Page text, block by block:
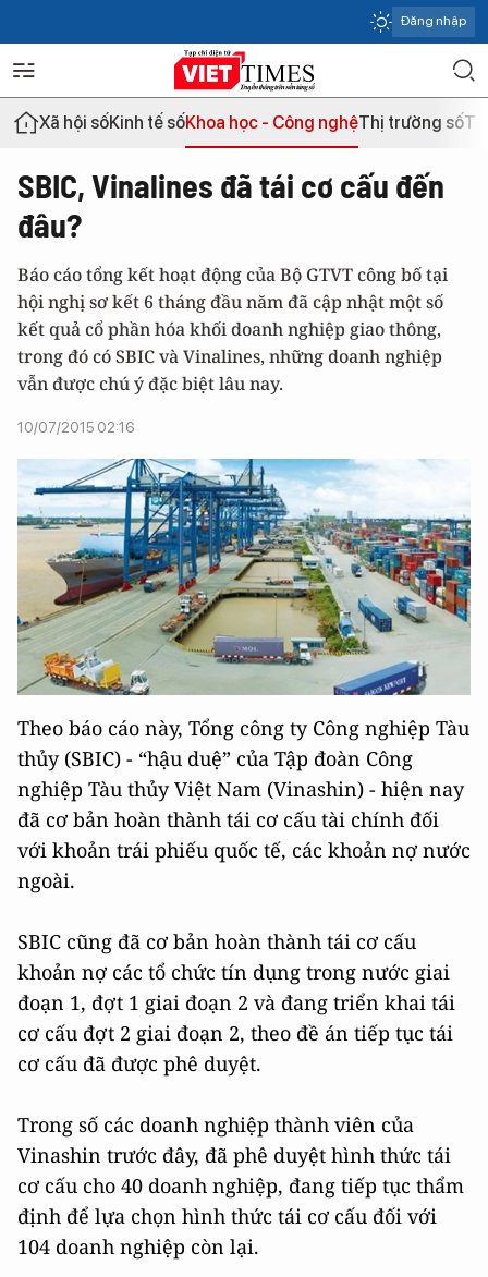
Đăng nhập
Xã hội sốKinh tế sốKhoa học - Công nghệThị trường số
SBIC, Vinalines đã tái cơ cấu đến
đâu?
Báo cáo tổng kết hoạt động của Bộ GTVT công bố tại
hội nghị sơ kết 6 tháng đầu năm đã cập nhật một số
kết quả cổ phần hóa khối doanh nghiệp giao thông,
trong đó có SBIC và Vinalines, những doanh nghiệp
vẫn được chú ý đặc biệt lâu nay.
10/07/2015 02:16
Theo báo cáo này, Tổng công ty Công nghiệp Tàu
thủy (SBIC) - “hậu duệ” của Tập đoàn Công
nghiệp Tàu thủy Việt Nam (Vinashin) - hiện nay
đã cơ bản hoàn thành tái cơ cấu tài chính đối
với khoản trái phiếu quốc tế, các khoản nợ nước
ngoài.
SBIC cũng đã cơ bản hoàn thành tái cơ cấu
khoản nợ các tổ chức tín dụng trong nước giai
đoạn 1, đợt 1 giai đoạn 2 và đang triển khai tái
cơ cấu đợt 2 giai đoạn 2, theo đề án tiếp tục tái
cơ cấu đã được phê duyệt.
Trong số các doanh nghiệp thành viên của
Vinashin trước đây, đã phê duyệt hình thức tái
cơ cấu cho 40 doanh nghiệp, đang tiếp tục thẩm
định để lựa chọn hình thức tái cơ cấu đối với
104 doanh nghiệp còn lại.